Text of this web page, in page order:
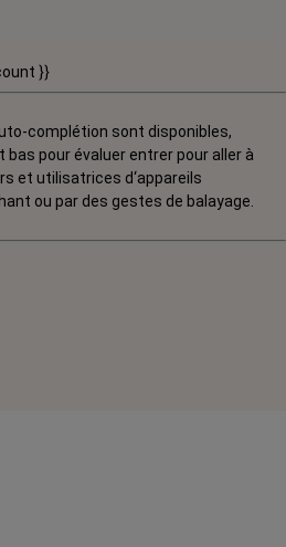
}}
complétion sont disponibles,
pour évaluer entrer pour aller à
et utilisatrices d‘appareils
ou par des gestes de balayage.